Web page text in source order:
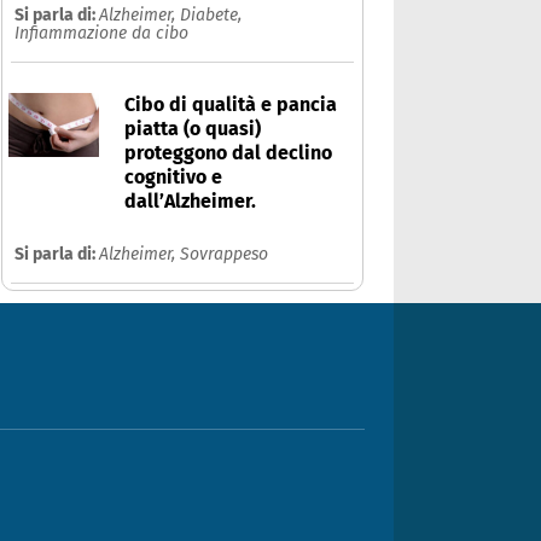
Si parla di:Alzheimer, Diabete,
Infiammazione da cibo
Cibo di qualità e pancia
piatta (o quasi)
proteggono dal declino
cognitivo e
dall’Alzheimer.
Si parla di:Alzheimer, Sovrappeso